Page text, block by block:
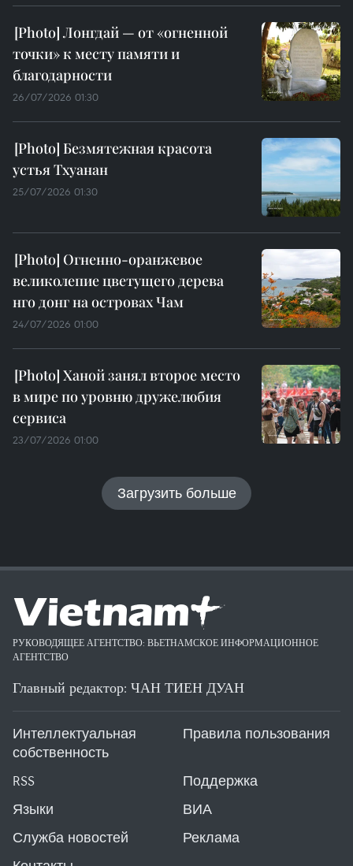
Лонгдай — от «огненной
точки» к месту памяти и
благодарности
26/07/2026 01:30
Безмятежная красота
устья Тхуанан
25/07/2026 01:30
Огненно-оранжевое
великолепие цветущего дерева
нго донг на островах Чам
24/07/2026 01:00
Ханой занял второе место
в мире по уровню дружелюбия
сервиса
23/07/2026 01:00
Загрузить больше
РУКОВОДЯЩЕЕ АГЕНТСТВО: ВЬЕТНАМСКОЕ ИНФОРМАЦИОННОЕ
АГЕНТСТВО
Главный редактор: ЧАН ТИЕН ДУАН
Интеллектуальная
собственность
Правила пользования
RSS
Поддержка
Языки
ВИА
Служба новостей
Реклама